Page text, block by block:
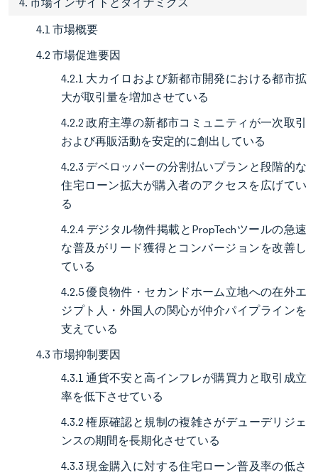
4.1 市場概要
4.2 市場促進要因
4.2.1 大カイロおよび新都市開発における都市拡
大が取引量を増加させている
4.2.2 政府主導の新都市コミュニティが一次取引
および再販活動を安定的に創出している
4.2.3 デベロッパーの分割払いプランと段階的な
住宅ローン拡大が購入者のアクセスを広げてい
る
4.2.4 デジタル物件掲載とPropTechツールの急速
な普及がリード獲得とコンバージョンを改善し
ている
4.2.5 優良物件・セカンドホーム立地への在外エ
ジプト人・外国人の関心が仲介パイプラインを
支えている
4.3 市場抑制要因
4.3.1 通貨不安と高インフレが購買力と取引成立
率を低下させている
4.3.2 権原確認と規制の複雑さがデューデリジェ
ンスの期間を長期化させている
4.3.3 現金購入に対する住宅ローン普及率の低さ